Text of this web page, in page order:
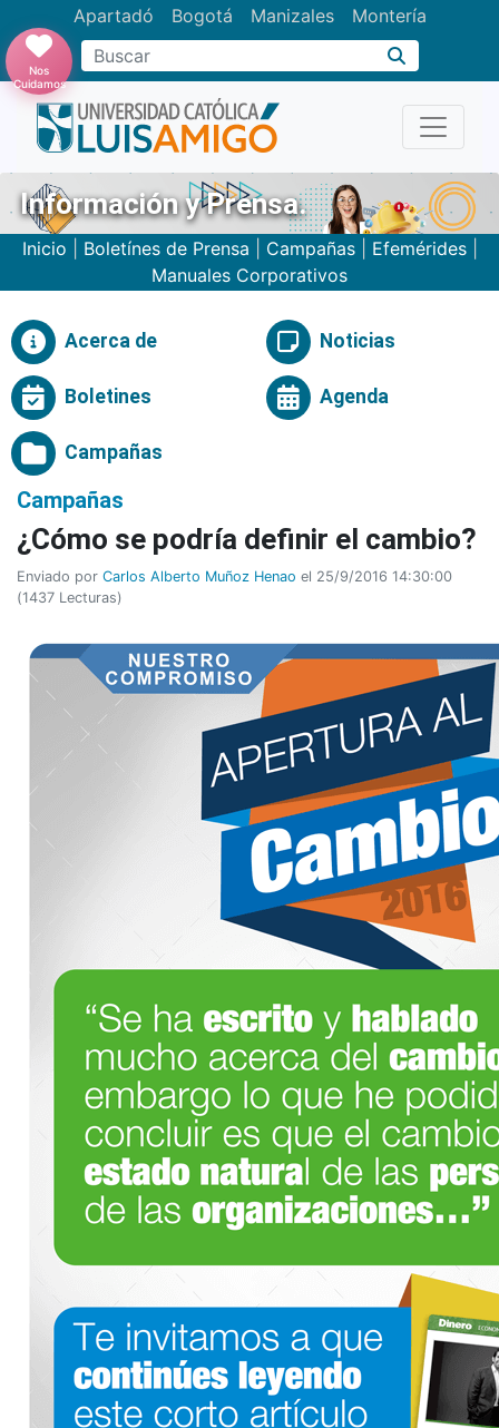
Apartadó Bogotá Manizales Montería
Buscar
Nos
Cuidamos
Información y Prensa.
Inicio Boletínes de Prensa Campañas| Efemérides|
Manuales Corporativos
Acerca de Noticias
Boletines Agenda
Campañas
Campañas
¿Cómo se podría definir el cambio?
Enviado por Carlos Alberto Muñoz Henao el 25/9/2016 14:30:00
(1437 Lecturas)